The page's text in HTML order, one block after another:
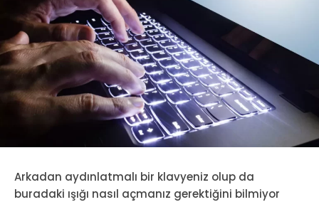
Arkadan aydınlatmalı bir klavyeniz olup da
buradaki ışığı nasıl açmanız gerektiğini bilmiyor